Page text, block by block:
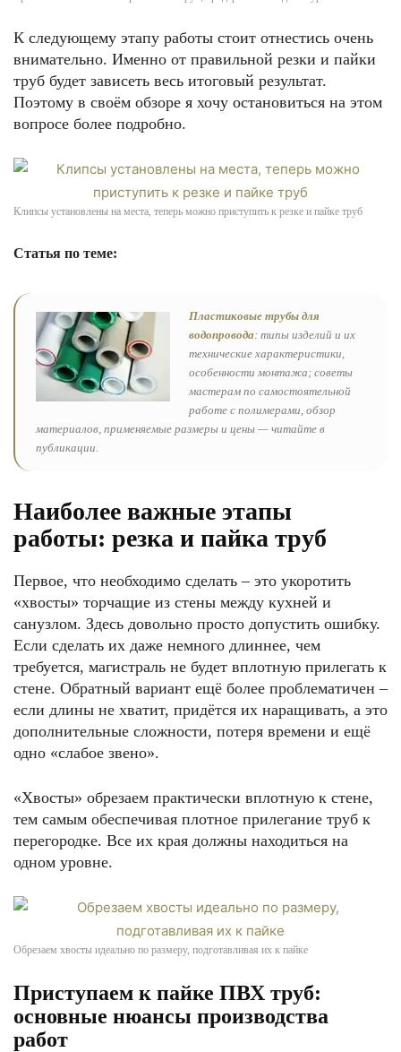
К следующему этапу работы стоит отнестись очень
внимательно. Именно от правильной резки и пайки
труб будет зависеть весь итоговый результат.
Поэтому в своём обзоре я хочу остановиться на этом
вопросе более подробно.
Клипсы установлены на места, теперь можно приступить к резке и пайке труб
Статья по теме:
Пластиковые трубы для
водопровода: типы изделий и их
технические характеристики,
особенности монтажа; советы
мастерам по самостоятельной
работе с полимерами, обзор
материалов, применяемые размеры и цены — читайте в
публикации.
Наиболее важные этапы
работы: резка и пайка труб
Первое, что необходимо сделать – это укоротить
«хвосты» торчащие из стены между кухней и
санузлом. Здесь довольно просто допустить ошибку.
Если сделать их даже немного длиннее, чем
требуется, магистраль не будет вплотную прилегать к
стене. Обратный вариант ещё более проблематичен –
если длины не хватит, придётся их наращивать, а это
дополнительные сложности, потеря времени и ещё
одно «слабое звено».
«Хвосты» обрезаем практически вплотную к стене,
тем самым обеспечивая плотное прилегание труб к
перегородке. Все их края должны находиться на
одном уровне.
Обрезаем хвосты идеально по размеру, подготавливая их к пайке
Приступаем к пайке ПВХ труб:
основные нюансы производства
работ